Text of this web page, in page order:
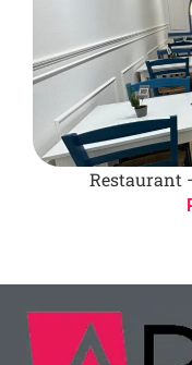
Restaurant